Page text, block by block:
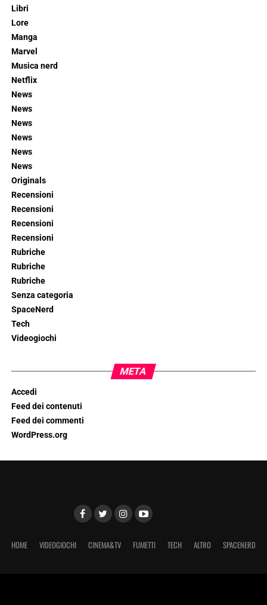
Libri
Lore
Manga
Marvel
Musica nerd
Netflix
News
News
News
News
News
News
Originals
Recensioni
Recensioni
Recensioni
Recensioni
Rubriche
Rubriche
Rubriche
Senza categoria
SpaceNerd
Tech
Videogiochi
META
Accedi
Feed dei contenuti
Feed dei commenti
WordPress.org
HOME VIDEOGIOCHI CINEMA&TV FUMETTI TECH ALTRO SPACENERD